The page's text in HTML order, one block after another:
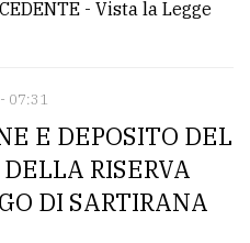
- Vista la Legge
07:31
E DEPOSITO DEL
RISERVA
DI SARTIRANA